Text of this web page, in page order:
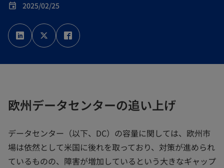
event 2025/02/25
新
し
い
タ
新
し
い
タ
し
い
欧州データセンターの追い上げ
データセンター（以下、DC）の容量に関しては、欧州市
場は依然として米国に後れを取っており、対策が進められ
ているものの、障害が増加しているという大きなギャップ